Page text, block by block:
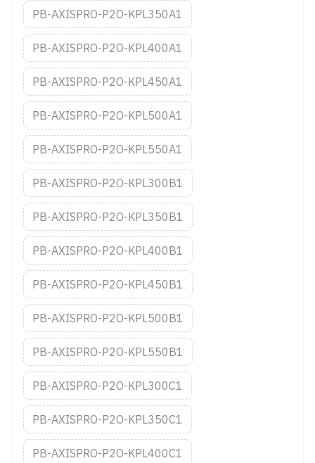
PB-AXISPRO-P2O-KPL350A1
PB-AXISPRO-P2O-KPL400A1
PB-AXISPRO-P2O-KPL450A1
PB-AXISPRO-P2O-KPL500A1
PB-AXISPRO-P2O-KPL550A1
PB-AXISPRO-P2O-KPL300B1
PB-AXISPRO-P2O-KPL350B1
PB-AXISPRO-P2O-KPL400B1
PB-AXISPRO-P2O-KPL450B1
PB-AXISPRO-P2O-KPL500B1
PB-AXISPRO-P2O-KPL550B1
PB-AXISPRO-P2O-KPL300C1
PB-AXISPRO-P2O-KPL350C1
PB-AXISPRO-P2O-KPL400C1